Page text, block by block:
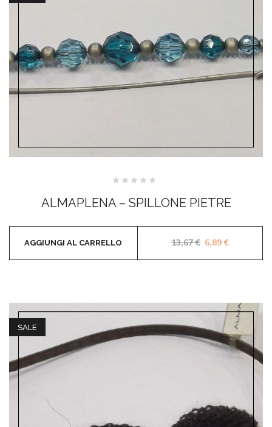
su
5
ALMAPLENA – SPILLONE PIETRE
13,67€ Il prezzo
6,89€Il prezzo
AGGIUNGI AL CARRELLO
SALE